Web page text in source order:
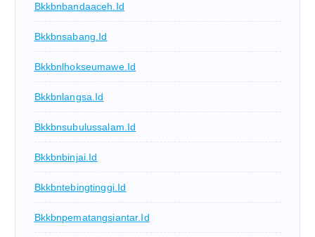
Bkkbnbandaaceh.id
Bkkbnsabang.id
Bkkbnlhokseumawe.id
Bkkbnlangsa.id
Bkkbnsubulussalam.id
Bkkbnbinjai.id
Bkkbntebingtinggi.id
Bkkbnpematangsiantar.id